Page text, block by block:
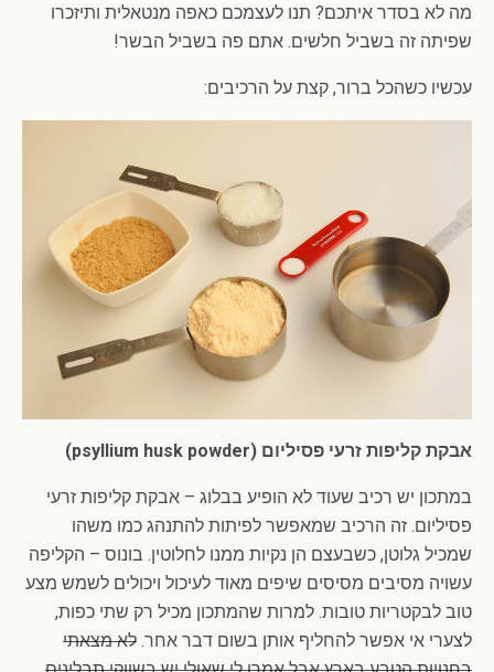
מה לא בסדר איתכם? תנו לעצמכם כאפה מנטאלית ותיזכרו
שפיתה זה בשביל חלשים. אתם פה בשביל הבשר!
עכשיו כשהכל ברור, קצת על הרכיבים:
אבקת קליפות זרעי פסיליום (psyllium husk powder)
במתכון יש רכיב שעוד לא הופיע בבלוג – אבקת קליפות זרעי
פסיליום. זה הרכיב שמאפשר לפיתות להתנהג כמו משהו
שמכיל גלוטן, כשבעצם הן נקיות ממנו לחלוטין. בונוס – הקליפה
עשויה מסיבים מסיסים שיפים מאוד לעיכול ויכולים לשמש מצע
טוב לבקטריות טובות. למרות שהמתכון מכיל רק שתי כפות,
לצערי אי אפשר להחליף אותן בשום דבר אחר. לא מצאתי